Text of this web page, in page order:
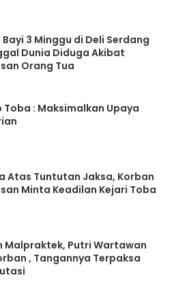
3 Minggu di Deli Serdang
Dunia Diduga Akibat
Orang Tua
Toba : Maksimalkan Upaya
Atas Tuntutan Jaksa, Korban
Minta Keadilan Kejari Toba
Putri Wartawan
, Tangannya Terpaksa